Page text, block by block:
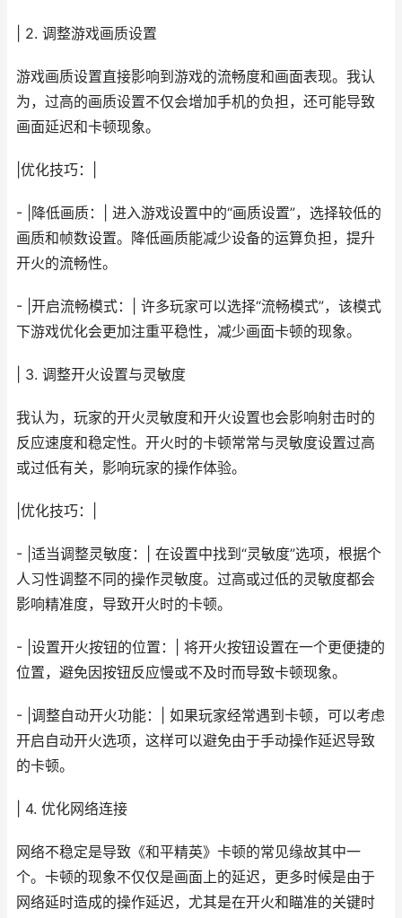
| 2. 调整游戏画质设置
游戏画质设置直接影响到游戏的流畅度和画面表现。我认
为，过高的画质设置不仅会增加手机的负担，还可能导致
画面延迟和卡顿现象。
|优化技巧：|
- |降低画质：| 进入游戏设置中的“画质设置”，选择较低的
画质和帧数设置。降低画质能减少设备的运算负担，提升
开火的流畅性。
- |开启流畅模式：| 许多玩家可以选择“流畅模式”，该模式
下游戏优化会更加注重平稳性，减少画面卡顿的现象。
| 3. 调整开火设置与灵敏度
我认为，玩家的开火灵敏度和开火设置也会影响射击时的
反应速度和稳定性。开火时的卡顿常常与灵敏度设置过高
或过低有关，影响玩家的操作体验。
|优化技巧：|
- |适当调整灵敏度：| 在设置中找到“灵敏度”选项，根据个
人习性调整不同的操作灵敏度。过高或过低的灵敏度都会
影响精准度，导致开火时的卡顿。
- |设置开火按钮的位置：| 将开火按钮设置在一个更便捷的
位置，避免因按钮反应慢或不及时而导致卡顿现象。
- |调整自动开火功能：| 如果玩家经常遇到卡顿，可以考虑
开启自动开火选项，这样可以避免由于手动操作延迟导致
的卡顿。
| 4. 优化网络连接
网络不稳定是导致《和平精英》卡顿的常见缘故其中一
个。卡顿的现象不仅仅是画面上的延迟，更多时候是由于
网络延时造成的操作延迟，尤其是在开火和瞄准的关键时